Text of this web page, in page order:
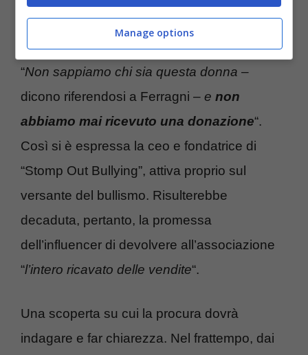
estraneità ai fatti.
“Non sappiamo chi sia questa donna –
dicono riferendosi a Ferragni – e non
abbiamo mai ricevuto una donazione“.
Così si è espressa la ceo e fondatrice di
“Stomp Out Bullying”, attiva proprio sul
versante del bullismo. Risulterebbe
decaduta, pertanto, la promessa
dell’influencer di devolvere all’associazione
“l’intero ricavato delle vendite“.
Una scoperta su cui la procura dovrà
indagare e far chiarezza. Nel frattempo, dai
Manage options